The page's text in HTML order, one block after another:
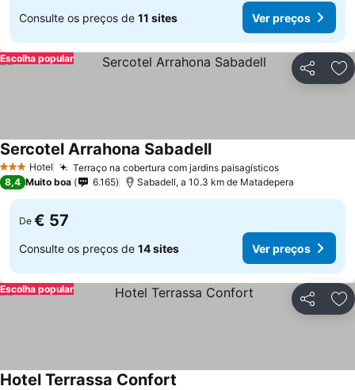
Consulte os preços de 11 sites Ver preços
Partilhar
Escolha popular
3 EstrelasHotel Terraço na cobertura com jardins paisagísticos
Sercotel Arrahona Sabadell
8,4 Muito boa 6.165 Sabadell, a 10.3 km de Matadepera
De € 57
Consulte os preços de 14 sites Ver preços
Partilhar
Escolha popular
Hotel Terrassa Confort